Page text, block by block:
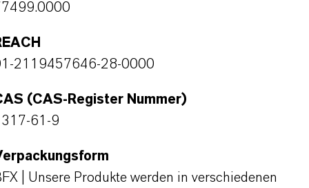
2119457646-28-0000
(CAS-Register Nummer)
61-9
| Unsere Produkte werden in verschiedenen